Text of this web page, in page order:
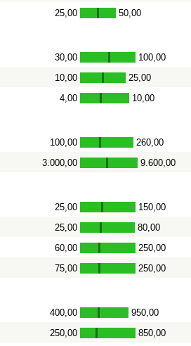
25,00 - 50,00
30,00 - 100,00
10,00 - 25,00
4,00 - 10,00
100,00 - 260,00
3.000,00 - 9.600,00
25,00 - 150,00
25,00 - 80,00
60,00 - 250,00
75,00 - 250,00
400,00 - 950,00
250,00 - 850,00